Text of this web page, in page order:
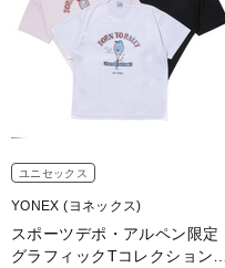
ユニセックス
YONEX (ヨネックス)
スポーツデポ・アルペン限定
グラフィックTコレクション